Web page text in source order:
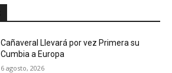
Cañaveral Llevará por vez Primera su
Cumbia a Europa
6 agosto, 2026